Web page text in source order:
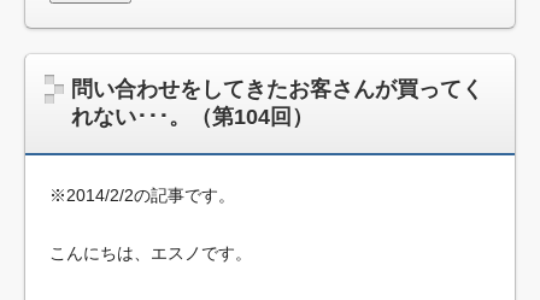
問い合わせをしてきたお客さんが買ってく
れない･･･。（第104回）
※2014/2/2の記事です。
こんにちは、エスノです。